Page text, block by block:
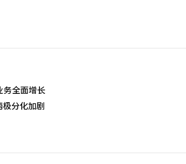
务全面增长
分化加剧